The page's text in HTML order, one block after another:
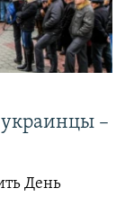
–
День